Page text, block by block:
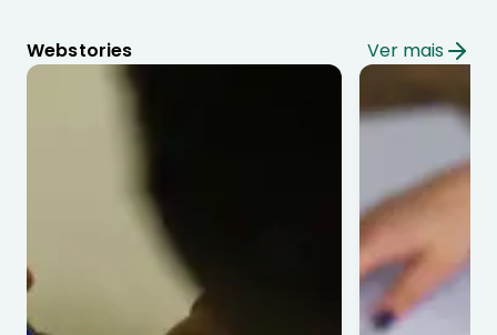
Webstories Ver mais